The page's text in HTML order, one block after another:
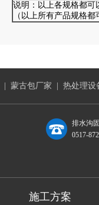
说明：以上各规格都可
（以上所有产品规格
蒙古包厂家 热处理设
排水沟
0517-
施工方案